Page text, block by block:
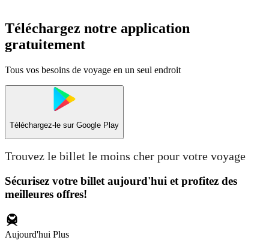
Téléchargez notre application
gratuitement
Tous vos besoins de voyage en un seul endroit
Téléchargez-le sur Google Play
Trouvez le billet le moins cher pour votre voyage
Sécurisez votre billet aujourd'hui et profitez des
meilleures offres!
Aujourd'hui Plus